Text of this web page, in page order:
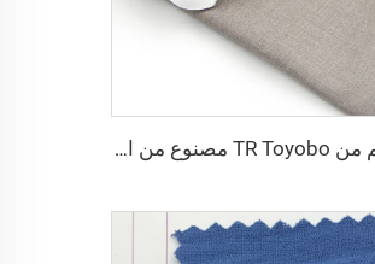
قماش ثوب عربي ناعم من TR Toyobo مصنوع من البوليستر والفيزوز لملابس الرجال